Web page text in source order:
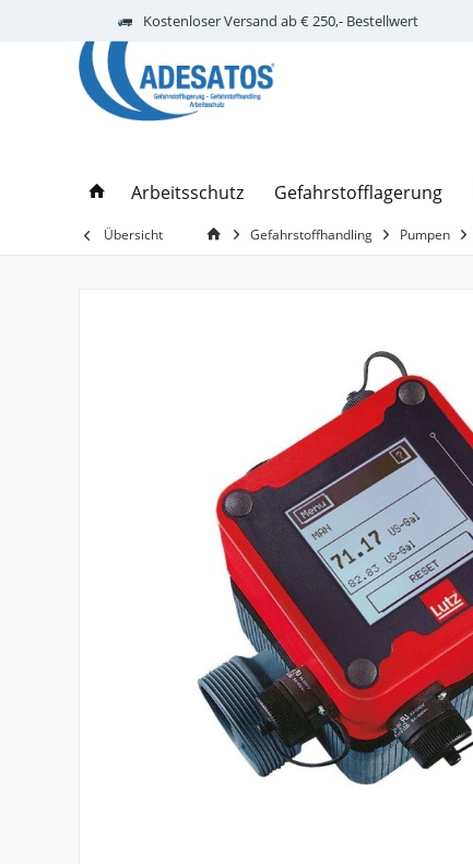
Kostenloser Versand ab € 250,- Bestellwert
Arbeitsschutz Gefahrstofflagerung
Übersicht Gefahrstoffhandling Pumpen